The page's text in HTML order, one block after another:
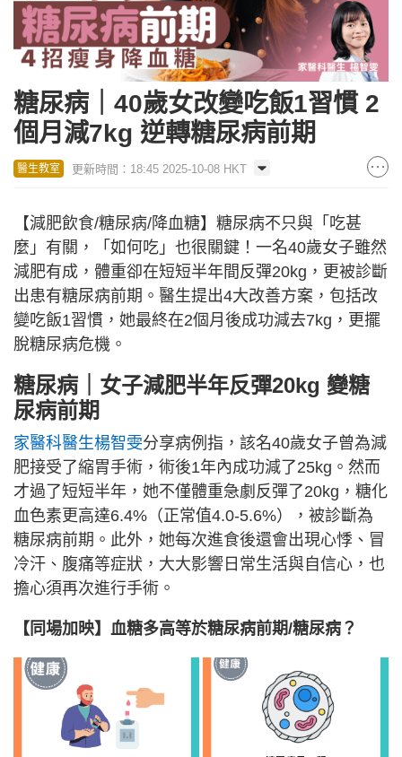
糖尿病｜40歲女改變吃飯1習慣 2
個月減7kg 逆轉糖尿病前期
醫生教室 更新時間：18:45 2025-10-08 HKT
【減肥飲食/糖尿病/降血糖】糖尿病不只與「吃甚
麼」有關，「如何吃」也很關鍵！一名40歲女子雖然
減肥有成，體重卻在短短半年間反彈20kg，更被診斷
出患有糖尿病前期。醫生提出4大改善方案，包括改
變吃飯1習慣，她最終在2個月後成功減去7kg，更擺
脫糖尿病危機。
糖尿病｜女子減肥半年反彈20kg 變糖
尿病前期
家醫科醫生楊智雯分享病例指，該名40歲女子曾為減
肥接受了縮胃手術，術後1年內成功減了25kg。然而
才過了短短半年，她不僅體重急劇反彈了20kg，糖化
血色素更高達6.4%（正常值4.0-5.6%），被診斷為
糖尿病前期。此外，她每次進食後還會出現心悸、冒
冷汗、腹痛等症狀，大大影響日常生活與自信心，也
擔心須再次進行手術。
【同場加映】血糖多高等於糖尿病前期/糖尿病？